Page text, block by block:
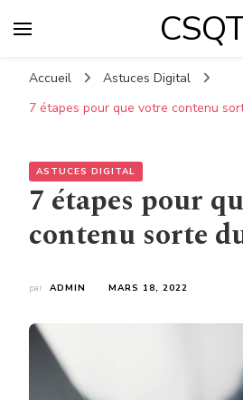
Accueil
Astuces Digital
7 étapes pour que votre contenu
ASTUCES DIGITAL
7 étapes pour
contenu sorte
par ADMIN MARS 18, 2022